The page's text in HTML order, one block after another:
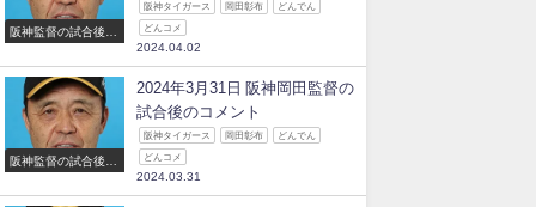
阪神監督の試合後の
阪神タイガース 岡田彰布 どんでん
どんコメ
2024.04.02
阪神監督の試合後の
2024年3月31日 阪神岡田監督の
試合後のコメント
阪神タイガース 岡田彰布 どんでん
どんコメ
2024.03.31